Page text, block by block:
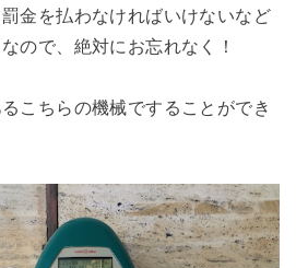
金を払わなければいけないなど
ので、絶対にお忘れなく！
こちらの機械ですることができ